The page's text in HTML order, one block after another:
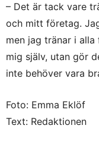
– Det är tack vare
och mitt företag.
men jag tränar i alla
mig själv, utan gör
inte behöver vara
Foto: Emma Eklöf
Text: Redaktionen